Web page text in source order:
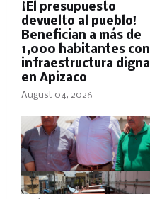
¡El presupuesto
devuelto al pueblo!
Benefician a más de
1,000 habitantes con
infraestructura digna
en Apizaco
August 04, 2026